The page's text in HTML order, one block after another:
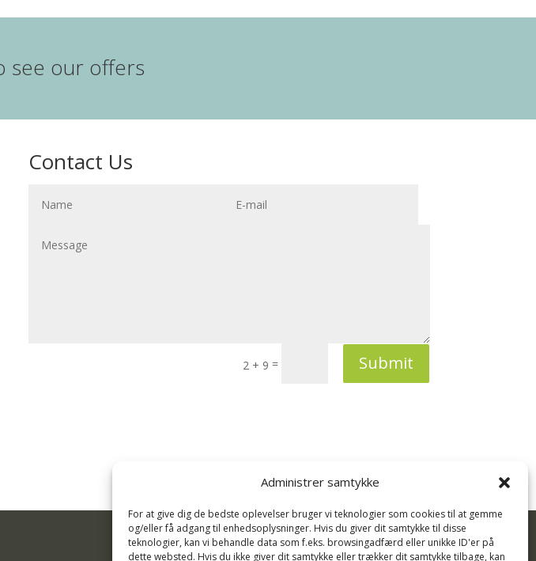
Administrer samtykke
For at give dig de bedste oplevelser bruger vi teknologier som cookies til at gemme
og/eller få adgang til enhedsoplysninger. Hvis du giver dit samtykke til disse
teknologier, kan vi behandle data som f.eks. browsingadfærd eller unikke ID'er på
dette websted. Hvis du ikke giver dit samtykke eller trækker dit samtykke tilbage, kan
see our offers
Contact Us
2 + 9 = Submit
